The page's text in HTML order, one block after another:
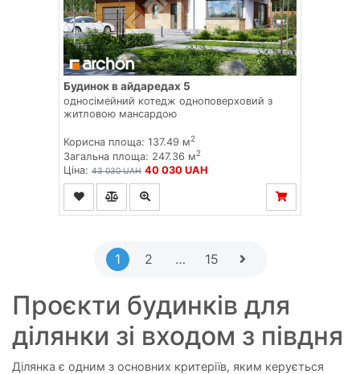
Будинок в айдаредах 5
односімейний котедж одноповерховий з
житловою мансардою
Корисна площа: 137.49 м2
Загальна площа: 247.36 м2
Ціна: 43 030 UAH 40 030 UAH
1 2 … 15
Проєкти будинків для
ділянки зі входом з півдня
Ділянка є одним з основних критеріїв, яким керується